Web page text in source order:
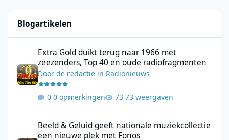
Blogartikelen
Extra Gold duikt terug naar 1966 met
zeezenders, Top 40 en oude radiofragmenten
Doorde redactie in Radionieuws
0 opmerkingen 73 weergaven
Beeld & Geluid geeft nationale muziekcollectie
een nieuwe plek met Fonos